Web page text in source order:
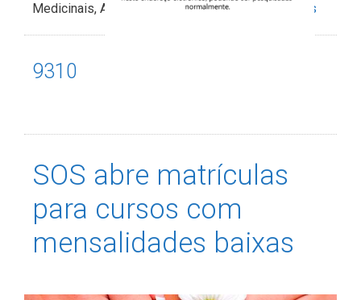
Medicinais, Aromaterapia e Fitoterapia” …
Ler mais
9310
SOS abre matrículas
para cursos com
mensalidades baixas